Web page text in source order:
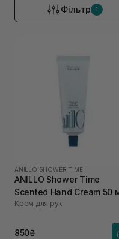
Фільтр 1
ANILLO SHOWER TIME
ANILLO Shower Time
Scented Hand Cream 50
Крем для рук
850₴